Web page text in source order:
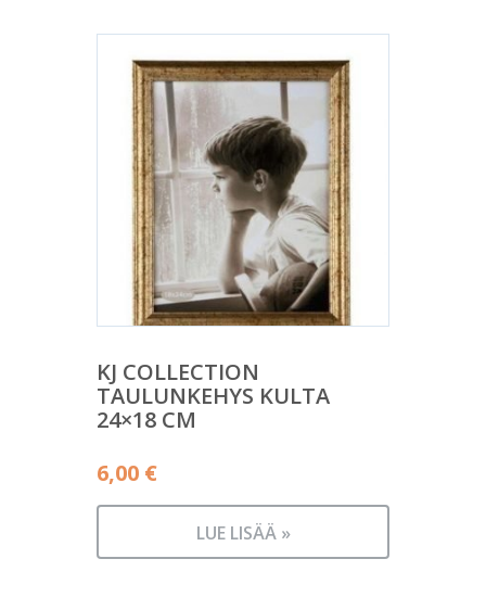
KJ COLLECTION
TAULUNKEHYS KULTA
24×18 CM
6,00 €
LUE LISÄÄ »